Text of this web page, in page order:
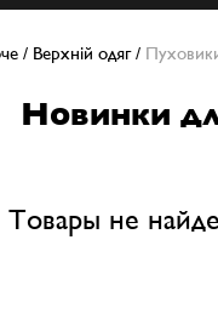
/ Верхній одяг/
Новинки
Товары не